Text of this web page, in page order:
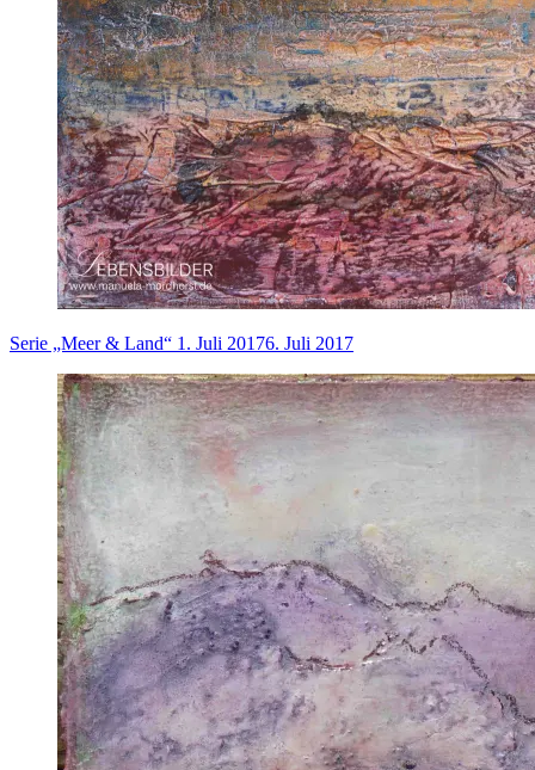
Serie „Meer & Land“ 1. Juli 20176. Juli 2017